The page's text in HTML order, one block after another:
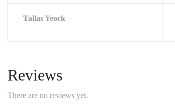
Tallas Yeock
Reviews
There are no reviews yet.